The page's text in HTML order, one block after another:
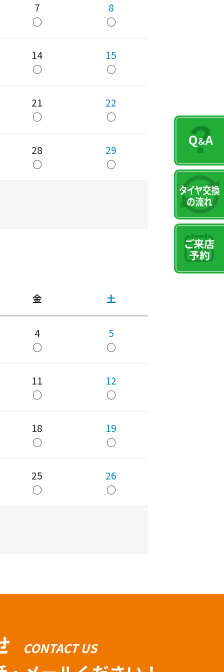
7
○
8
○
14
○
15
○
21
○
22
○
28
○
29
○
金 土
4
○
5
○
11
○
12
○
18
○
19
○
25
○
26
○
CONTACT US